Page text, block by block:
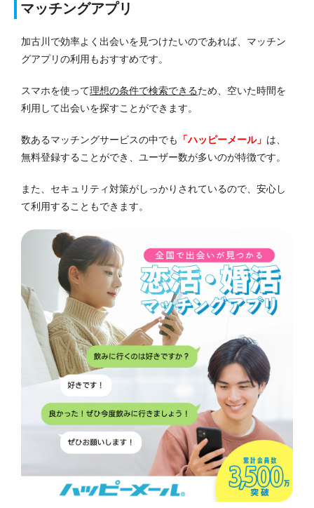
マッチングアプリ
加古川で効率よく出会いを見つけたいのであれば、マッチン
グアプリの利用もおすすめです。
スマホを使って理想の条件で検索できるため、空いた時間を
利用して出会いを探すことができます。
数あるマッチングサービスの中でも 「ハッピーメール」 は、
無料登録することができ、ユーザー数が多いのが特徴です。
また、セキュリティ対策がしっかりされているので、安心し
て利用することもできます。